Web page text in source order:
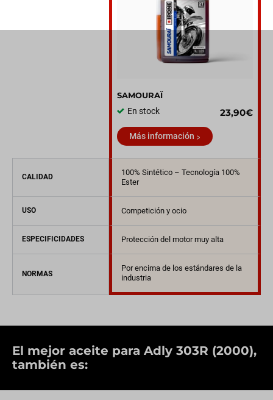
SAMOURAÏ
En stock
23,90€
Más información
CALIDAD
100% Sintético – Tecnología 100%
Ester
USO Competición y ocio
ESPECIFICIDADES Protección del motor muy alta
NORMAS
Por encima de los estándares de la
industria
El mejor aceite para Adly 303R (2000),
también es: